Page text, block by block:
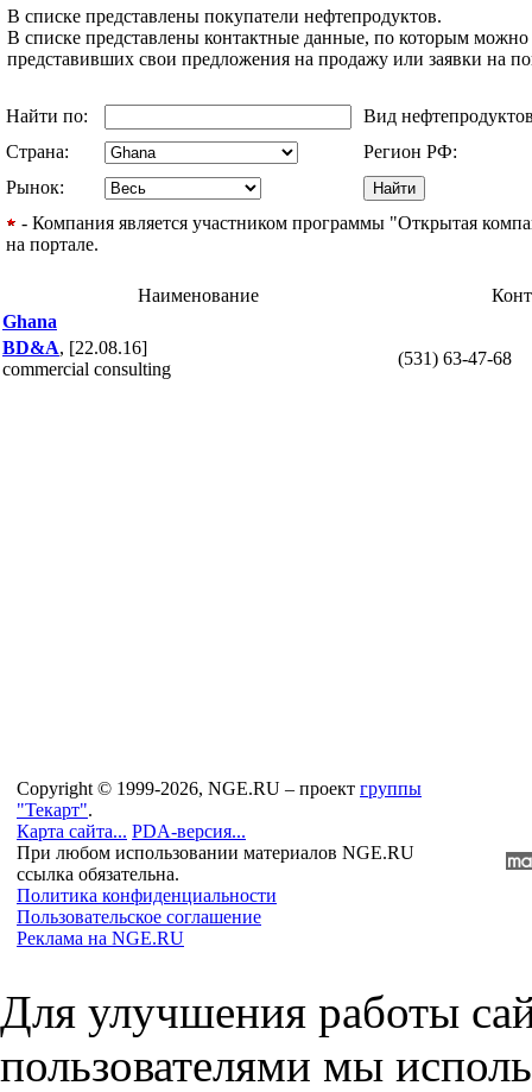
В списке представлены покупатели нефтепродуктов.
В списке представлены контактные данные, по которым
представивших свои предложения на продажу или заявки на
Найти по:
Вид
Страна:
Регион РФ:
Рынок:
- Компания является участником программы "Открытая
на портале.
Наименование
Ghana
BD&A, [22.08.16]
commercial consulting
(531) 63-47-68
Copyright © 1999-2026, NGE.RU – проект группы
"Текарт".
Карта сайта... PDA-версия...
При любом использовании материалов NGE.RU
ссылка обязательна.
Политика конфиденциальности
Пользовательское соглашение
Реклама на NGE.RU
Для улучшения работы
пользователями мы